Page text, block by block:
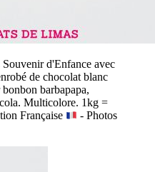
d'Enfance avec
de chocolat blanc
barbapapa,
Multicolore. 1kg =
Française
- Photos